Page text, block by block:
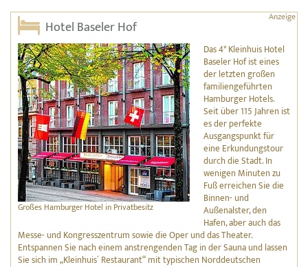
Hotel Baseler Hof
Großes Hamburger Hotel in Privatbesitz
Das 4* Kleinhuis Hotel
Baseler Hof ist eines
der letzten großen
familiengeführten
Hamburger Hotels.
Seit über 115 Jahren ist
es der perfekte
Ausgangspunkt für
eine Erkundungstour
durch die Stadt. In
wenigen Minuten zu
Fuß erreichen Sie die
Binnen- und
Außenalster, den
Hafen, aber auch das
Messe- und Kongresszentrum sowie die Oper und das Theater.
Entspannen Sie nach einem anstrengenden Tag in der Sauna und lassen
Sie sich im „Kleinhuis´ Restaurant“ mit typischen Norddeutschen